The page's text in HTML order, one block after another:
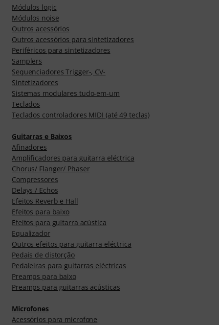
Módulos logic
Módulos noise
Outros acessórios
Outros acessórios para sintetizadores
Periféricos para sintetizadores
Samplers
Sequenciadores Trigger-, CV-
Sintetizadores
Sistemas modulares tudo-em-um
Teclados
Teclados controladores MIDI (até 49 teclas)
Guitarras e Baixos
Afinadores
Amplificadores para guitarra eléctrica
Chorus/ Flanger/ Phaser
Compressores
Delays / Echos
Efeitos Reverb e Hall
Efeitos para baixo
Efeitos para guitarra acústica
Equalizador
Outros efeitos para guitarra eléctrica
Pedais de distorção
Pedaleiras para guitarras eléctricas
Preamps para baixo
Preamps para guitarras acústicas
Microfones
Acessórios para microfone